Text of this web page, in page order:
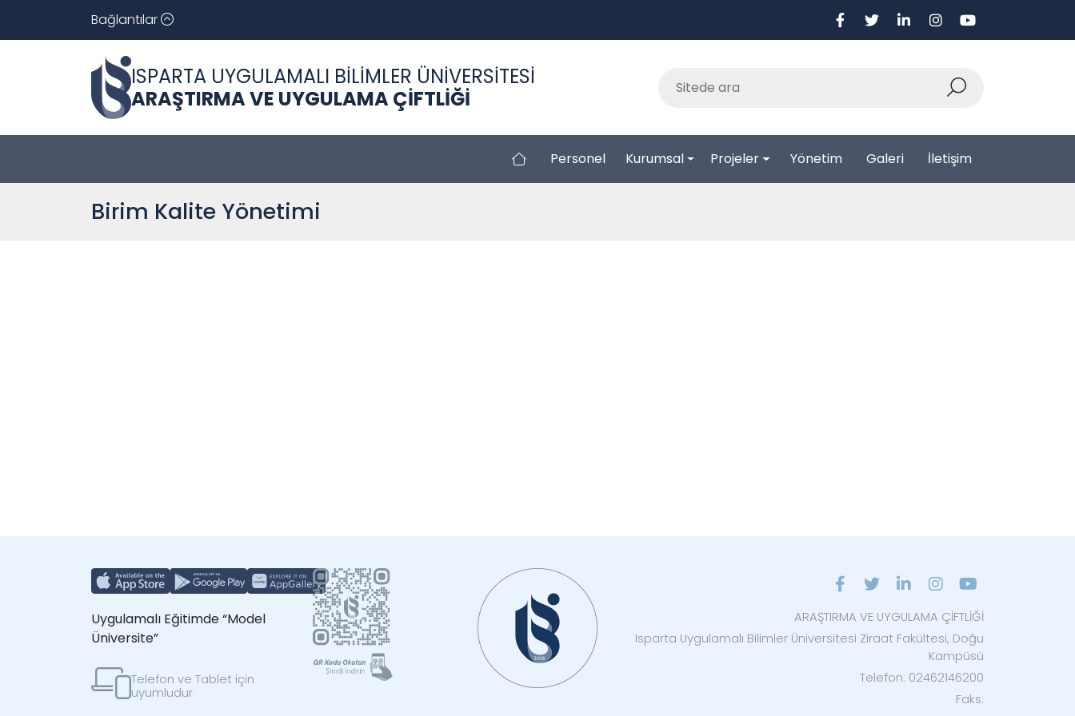
Bağlantılar
ISPARTA UYGULAMALI BİLİMLER ÜNİVERSİTESİ
ARAŞTIRMA VE UYGULAMA ÇİFTLİĞİ
Personel Kurumsal Projeler Yönetim Galeri İletişim
Birim Kalite Yönetimi
Uygulamalı Eğitimde “Model
Üniversite”
Telefon ve Tablet için
uyumludur
ARAŞTIRMA VE UYGULAMA ÇİFTLİĞİ
Isparta Uygulamalı Bilimler Üniversitesi Ziraat Fakültesi, Doğu
Kampüsü
Telefon: 02462146200
Faks: